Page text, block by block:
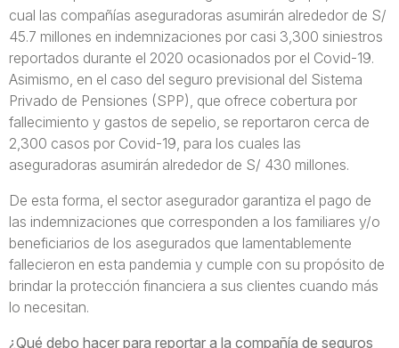
cual las compañías aseguradoras asumirán alrededor de S/
45.7 millones en indemnizaciones por casi 3,300 siniestros
reportados durante el 2020 ocasionados por el Covid-19.
Asimismo, en el caso del seguro previsional del Sistema
Privado de Pensiones (SPP), que ofrece cobertura por
fallecimiento y gastos de sepelio, se reportaron cerca de
2,300 casos por Covid-19, para los cuales las
aseguradoras asumirán alrededor de S/ 430 millones.
De esta forma, el sector asegurador garantiza el pago de
las indemnizaciones que corresponden a los familiares y/o
beneficiarios de los asegurados que lamentablemente
fallecieron en esta pandemia y cumple con su propósito de
brindar la protección financiera a sus clientes cuando más
lo necesitan.
¿Qué debo hacer para reportar a la compañía de seguros